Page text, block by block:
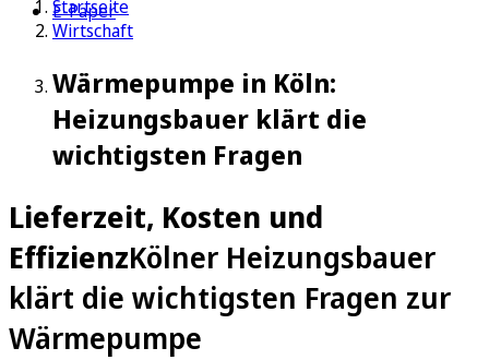
E-Paper
Startseite
Wirtschaft
Wärmepumpe in Köln:
Heizungsbauer klärt die
wichtigsten Fragen
Lieferzeit, Kosten und
EffizienzKölner Heizungsbauer
klärt die wichtigsten Fragen zur
Wärmepumpe